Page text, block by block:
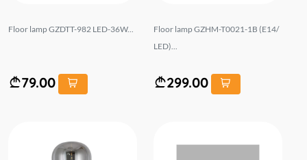
Floor lamp GZDTT-982 LED-36W...
79.00
Floor lamp GZHM-T0021-1B (E14/
LED)...
299.00